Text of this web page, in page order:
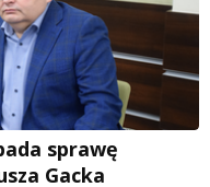
sprawę
Gacka